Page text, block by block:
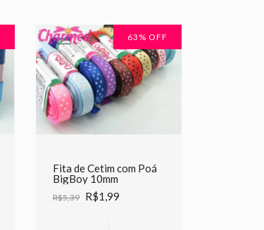
63 % OFF
Fita de Cetim com Poá
BigBoy 10mm
R$5,39 R$1,99